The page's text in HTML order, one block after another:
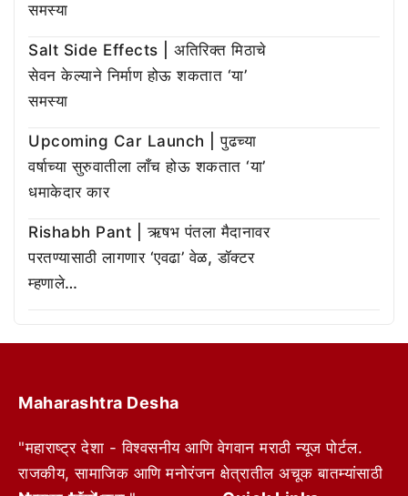
समस्या
Salt Side Effects | अतिरिक्त मिठाचे
सेवन केल्याने निर्माण होऊ शकतात ‘या’
समस्या
Upcoming Car Launch | पुढच्या
वर्षाच्या सुरुवातीला लाँच होऊ शकतात ‘या’
धमाकेदार कार
Rishabh Pant | ऋषभ पंतला मैदानावर
परतण्यासाठी लागणार ‘एवढा’ वेळ, डॉक्टर
म्हणाले…
Maharashtra Desha
"महाराष्ट्र देशा - विश्वसनीय आणि वेगवान मराठी न्यूज पोर्टल.
राजकीय, सामाजिक आणि मनोरंजन क्षेत्रातील अचूक बातम्यांसाठी